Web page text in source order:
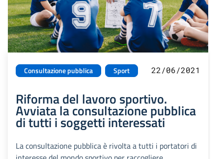
Consultazione pubblica Sport 22/06/2021
Riforma del lavoro sportivo.
Avviata la consultazione pubblica
di tutti i soggetti interessati
La consultazione pubblica è rivolta a tutti i portatori di